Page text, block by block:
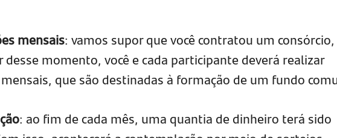
mensais: vamos supor que você contratou um consórcio,
desse momento, você e cada participante deverá realizar
que são destinadas à formação de um fundo
: ao fim de cada mês, uma quantia de dinheiro terá sido